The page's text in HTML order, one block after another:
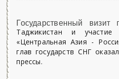
Государственный визит
Таджикистан и
«Центральная Азия -
глав государств СНГ
прессы.